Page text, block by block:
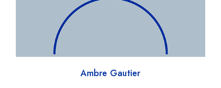
Ambre Gautier